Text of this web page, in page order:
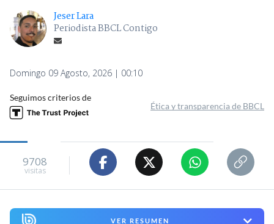
Jeser Lara
Periodista BBCL Contigo
Domingo 09 Agosto, 2026 | 00:10
Seguimos criterios de
Ética y transparencia de BBCL
9708
visitas
VER RESUMEN